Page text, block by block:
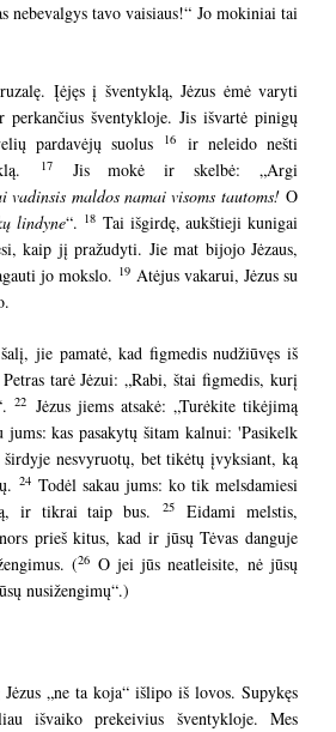
nebevalgys tavo vaisiaus!“ Jo mokiniai tai
Įėjęs į šventyklą, Jėzus ėmė varyti
perkančius šventykloje. Jis išvartė pinigų
pardavėjų suolus
16
ir neleido nešti
17Jis mokė ir skelbė: „Argi
vadinsis maldos namai visoms tautoms! O
lindyne“. 18 Tai išgirdę, aukštieji kunigai
kaip jį pražudyti. Jie mat bijojo Jėzaus,
jo mokslo. 19 Atėjus vakarui, Jėzus su
jie pamatė, kad figmedis nudžiūvęs iš
tarė Jėzui: „Rabi, štai figmedis, kurį
22 Jėzus jiems atsakė: „Turėkite tikėjimą
kas pasakytų šitam kalnui: 'Pasikelk
nesvyruotų, bet tikėtų įvyksiant, ką
24 Todėl sakau jums: ko tik melsdamiesi
ir tikrai taip bus.
25
Eidami melstis,
prieš kitus, kad ir jūsų Tėvas danguje
(26 O jei jūs neatleisite, nė jūsų
nusižengimų“.)
„ne ta koja“ išlipo iš lovos. Supykęs
išvaiko prekeivius šventykloje. Mes